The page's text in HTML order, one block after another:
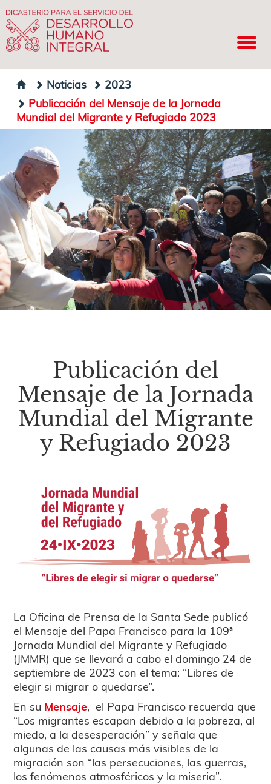
Noticias
2023
Publicación del Mensaje de la Jornada
Mundial del Migrante y Refugiado 2023
Publicación del
Mensaje de la Jornada
Mundial del Migrante
y Refugiado 2023
La Oficina de Prensa de la Santa Sede publicó
el Mensaje del Papa Francisco para la 109ª
Jornada Mundial del Migrante y Refugiado
(JMMR) que se llevará a cabo el domingo 24 de
septiembre de 2023 con el tema: “Libres de
elegir si migrar o quedarse”.
En su Mensaje, el Papa Francisco recuerda que
“Los migrantes escapan debido a la pobreza, al
miedo, a la desesperación” y señala que
algunas de las causas más visibles de la
migración son “las persecuciones, las guerras,
los fenómenos atmosféricos y la miseria”.